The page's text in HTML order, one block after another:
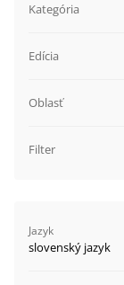
Kategória
Edícia
Oblasť
Filter
Jazyk
slovenský jazyk